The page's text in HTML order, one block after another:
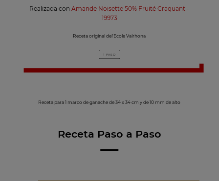
Realizada conAmande Noisette 50% Fruité Craquant -
19973
Receta original del'Ecole Valrhona
1 PASO
Receta para 1 marco de ganache de 34 x 34 cm y de 10 mm de alto
Receta Paso a Paso